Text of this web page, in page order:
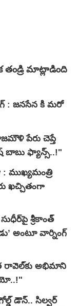
తండ్రి మాట్లాడింది
: జనసేన కి మరో
పేరు చెప్తే
బాబు ఫ్యాన్స్..!"
: ముఖ్యమంత్రి
ఖచ్చితంగా
శ్రీకాంత్
అంటూ వార్నింగ్
రావెల్‌కు అభిమాని
డౌన్.. సిల్వర్